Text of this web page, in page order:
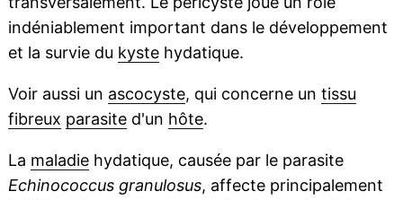
indéniablement important dans le développement
et la survie du kystehydatique.
Voir aussi un ascocyste, qui concerne un tissu
fibreux parasited'un hôte.
La maladiehydatique, causée par le parasite
Echinococcus granulosus, affecte principalement